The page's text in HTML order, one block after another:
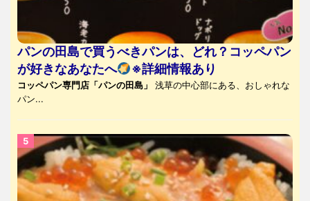
パンの田島で買うべきパンは、どれ？コッペパン
が好きなあなたへ
※詳細情報あり
コッペパン専門店「パンの田島」
浅草の中心部にある、おしゃれな
パン...